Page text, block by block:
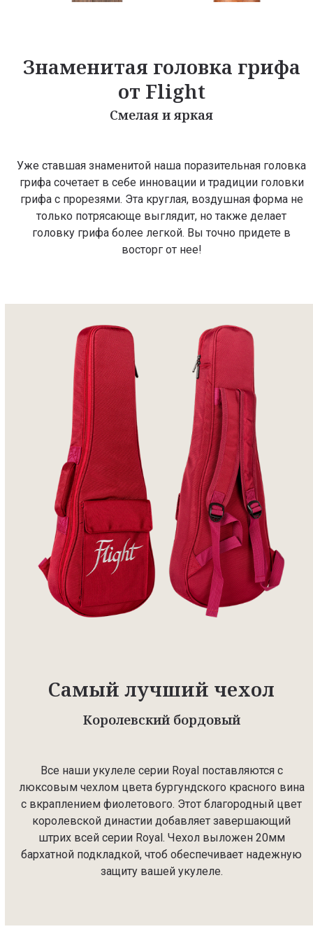
Знаменитая головка грифа
от Flight
Смелая и яркая
Уже ставшая знаменитой наша поразительная головка
грифа сочетает в себе инновации и традиции головки
грифа с прорезями. Эта круглая, воздушная форма не
только потрясающе выглядит, но также делает
головку грифа более легкой. Вы точно придете в
восторг от нее!
Самый лучший чехол
Королевский бордовый
Все наши укулеле серии Royal поставляются с
люксовым чехлом цвета бургундского красного вина
с вкраплением фиолетового. Этот благородный цвет
королевской династии добавляет завершающий
штрих всей серии Royal. Чехол выложен 20мм
бархатной подкладкой, чтоб обеспечивает надежную
защиту вашей укулеле.